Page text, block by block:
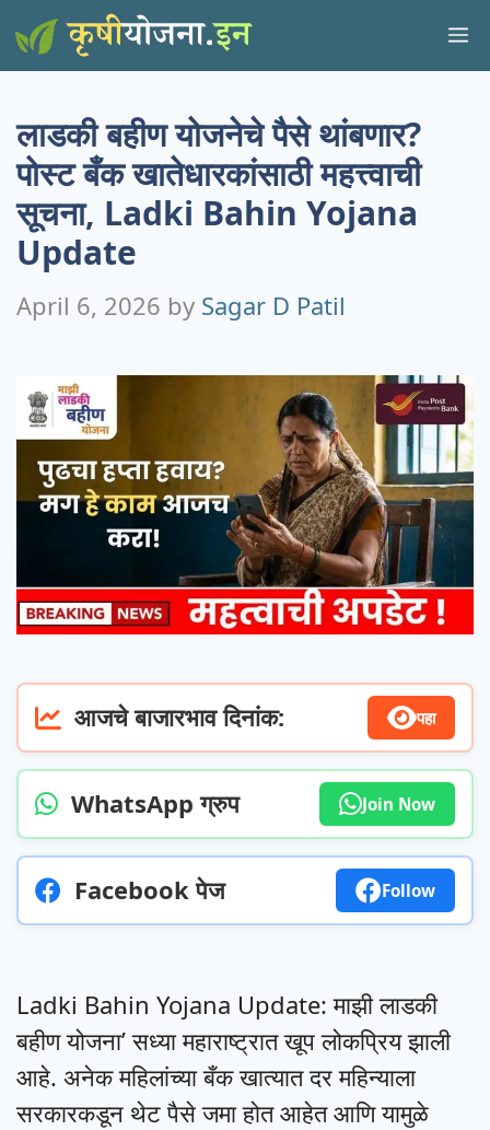
Skip
to
लाडकी बहीण योजनेचे पैसे थांबणार?
पोस्ट बँक खातेधारकांसाठी महत्त्वाची
सूचना, Ladki Bahin Yojana
Update
April 6, 2026 by Sagar D Patil
आजचे बाजारभाव दिनांक: पहा
WhatsApp ग्रुप Join Now
Facebook पेज Follow
Ladki Bahin Yojana Update: माझी लाडकी
बहीण योजना’ सध्या महाराष्ट्रात खूप लोकप्रिय झाली
आहे. अनेक महिलांच्या बँक खात्यात दर महिन्याला
सरकारकडून थेट पैसे जमा होत आहेत आणि यामुळे